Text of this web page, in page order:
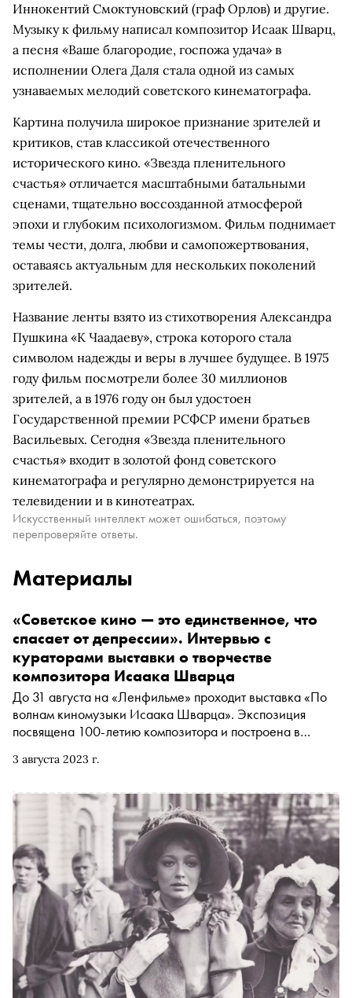
Иннокентий Смоктуновский (граф Орлов) и другие.
Музыку к фильму написал композитор Исаак Шварц,
а песня «Ваше благородие, госпожа удача» в
исполнении Олега Даля стала одной из самых
узнаваемых мелодий советского кинематографа.
Картина получила широкое признание зрителей и
критиков, став классикой отечественного
исторического кино. «Звезда пленительного
счастья» отличается масштабными батальными
сценами, тщательно воссозданной атмосферой
эпохи и глубоким психологизмом. Фильм поднимает
темы чести, долга, любви и самопожертвования,
оставаясь актуальным для нескольких поколений
зрителей.
Название ленты взято из стихотворения Александра
Пушкина «К Чаадаеву», строка которого стала
символом надежды и веры в лучшее будущее. В 1975
году фильм посмотрели более 30 миллионов
зрителей, а в 1976 году он был удостоен
Государственной премии РСФСР имени братьев
Васильевых. Сегодня «Звезда пленительного
счастья» входит в золотой фонд советского
кинематографа и регулярно демонстрируется на
телевидении и в кинотеатрах.
Искусственный интеллект может ошибаться, поэтому
перепроверяйте ответы.
Материалы
3 августа 2023 г.
«Советское кино — это единственное, что
спасает от депрессии». Интервью с
кураторами выставки о творчестве
композитора Исаака Шварца
До 31 августа на «Ленфильме» проходит выставка «По
волнам киномузыки Исаака Шварца». Экспозиция
посвящена 100-летию композитора и построена в
поговорил с кураторами проекта Анной Маугли и
почему традиция передачи красоты в русском искусстве
не должна прерываться